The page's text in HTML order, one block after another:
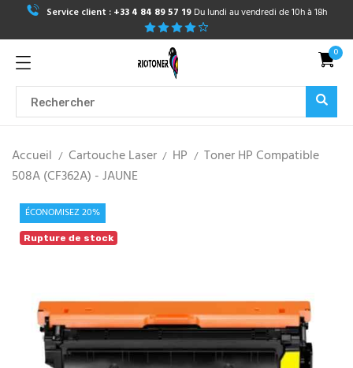
Service client : +33 4 84 89 57 19 Du lundi au vendredi de 10h à 18h
0
Accueil Cartouche Laser HP
Toner HP Compatible
508A (CF362A) - JAUNE
ÉCONOMISEZ 20%
Rupture de stock